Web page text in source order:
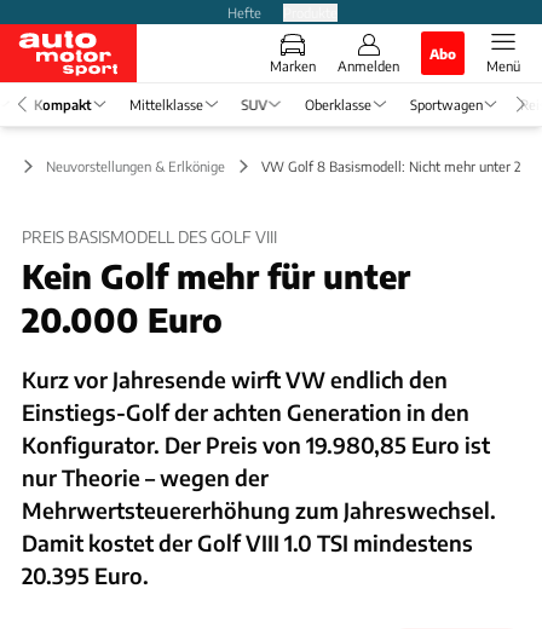
Hefte
Marken Anmelden
Abo
Menü
Kompakt Mittelklasse SUV Oberklasse Sportwagen
Neuvorstellungen & Erlkönige VW Golf 8 Basismodell: Nicht mehr unter
PREIS BASISMODELL DES GOLF VIII
Kein Golf mehr für unter
20.000 Euro
Kurz vor Jahresende wirft VW endlich den
Einstiegs-Golf der achten Generation in den
Konfigurator. Der Preis von 19.980,85 Euro ist
nur Theorie – wegen der
Mehrwertsteuererhöhung zum Jahreswechsel.
Damit kostet der Golf VIII 1.0 TSI mindestens
20.395 Euro.